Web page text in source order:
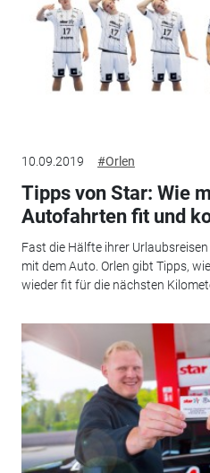
10.09.2019 #Orlen
Tipps von Star: Wie
Autofahrten fit und
Fast die Hälfte ihrer
mit dem Auto. Orlen gibt Tipps,
wieder fit für die nächsten